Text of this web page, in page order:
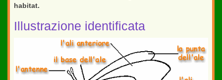
habitat.
Illustrazione identificata